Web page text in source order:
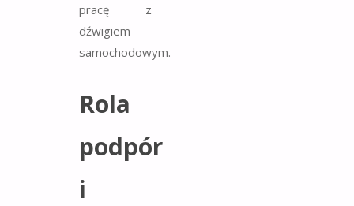
pracę z
dźwigiem
samochodowym.
Rola
podpór
i